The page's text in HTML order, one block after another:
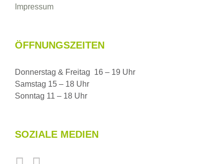
Impressum
ÖFFNUNGSZEITEN
Donnerstag & Freitag 16 – 19 Uhr
Samstag 15 – 18 Uhr
Sonntag 11 – 18 Uhr
SOZIALE MEDIEN